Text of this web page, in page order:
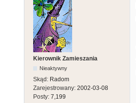
Kierownik Zamieszania
Nieaktywny
Skąd: Radom
Zarejestrowany: 2002-03-08
Posty: 7,199